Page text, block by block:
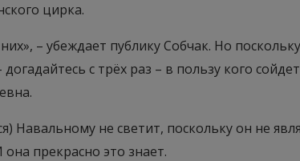
цирка.
– убеждает публику Собчак. Но поскольку
с трёх раз – в пользу кого
Навальному не светит, поскольку он не
прекрасно это знает.